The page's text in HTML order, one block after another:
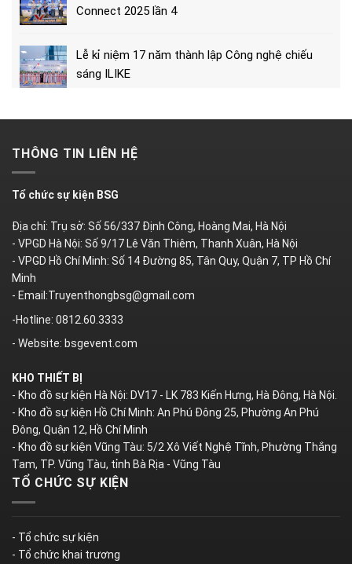
Connect 2025 lần 4
Lễ kỉ niệm 17 năm thành lập Công nghệ chiếu
sáng ILIKE
THÔNG TIN LIÊN HỆ
Tổ chức sự kiện BSG
Địa chỉ: Trụ sở: Số 56/337 Định Công, Hoàng Mai, Hà Nội
- VPGD Hà Nội: Số 9/17 Lê Văn Thiêm, Thanh Xuân, Hà Nội
- VPGD Hồ Chí Minh: Số 14 Đường 85, Tân Quy, Quận 7, TP Hồ Chí
Minh
- Email:Truyenthongbsg@gmail.com
-Hotline: 0812.60.3333
- Website: bsgevent.com
KHO THIẾT BỊ
- Kho đồ sự kiện Hà Nội: DV17 - LK 783 Kiến Hưng, Hà Đông, Hà Nội.
- Kho đồ sự kiện Hồ Chí Minh: An Phú Đông 25, Phường An Phú
Đông, Quận 12, Hồ Chí Minh
- Kho đồ sự kiện Vũng Tàu: 5/2 Xô Viết Nghệ Tĩnh, Phường Thắng
Tam, TP. Vũng Tàu, tỉnh Bà Rịa - Vũng Tàu
TỔ CHỨC SỰ KIỆN
- Tổ chức sự kiện
- Tổ chức khai trương